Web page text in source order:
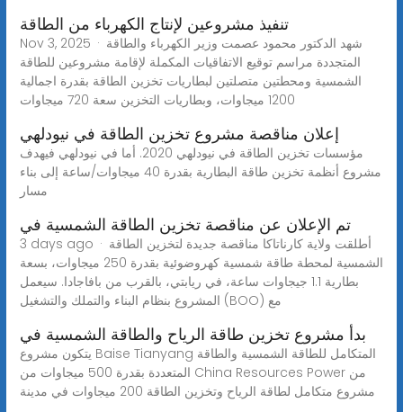
تنفيذ مشروعين لإنتاج الكهرباء من الطاقة
Nov 3, 2025 · شهد الدكتور محمود عصمت وزير الكهرباء والطاقة
المتجددة مراسم توقيع الاتفاقيات المكملة لإقامة مشروعين للطاقة
الشمسية ومحطتين متصلتين لبطاريات تخزين الطاقة بقدرة اجمالية
1200 ميجاوات، وبطاريات التخزين سعة 720 ميجاوات
إعلان مناقصة مشروع تخزين الطاقة في نيودلهي
مؤسسات تخزين الطاقة في نيودلهي 2020. أما في نيودلهي فيهدف
مشروع أنظمة تخزين طاقة البطارية بقدرة 40 ميجاوات/ساعة إلى بناء
مسار
تم الإعلان عن مناقصة تخزين الطاقة الشمسية في
3 days ago · أطلقت ولاية كارناتاكا مناقصة جديدة لتخزين الطاقة
الشمسية لمحطة طاقة شمسية كهروضوئية بقدرة 250 ميجاوات، بسعة
بطارية 1.1 جيجاوات ساعة، في ريابتي، بالقرب من بافاجادا. سيعمل
المشروع بنظام البناء والتملك والتشغيل (BOO) مع
بدأ مشروع تخزين طاقة الرياح والطاقة الشمسية في
يتكون مشروع Baise Tianyang المتكامل للطاقة الشمسية والطاقة
المتعددة بقدرة 500 ميجاوات من China Resources Power من
مشروع متكامل لطاقة الرياح وتخزين الطاقة 200 ميجاوات في مدينة